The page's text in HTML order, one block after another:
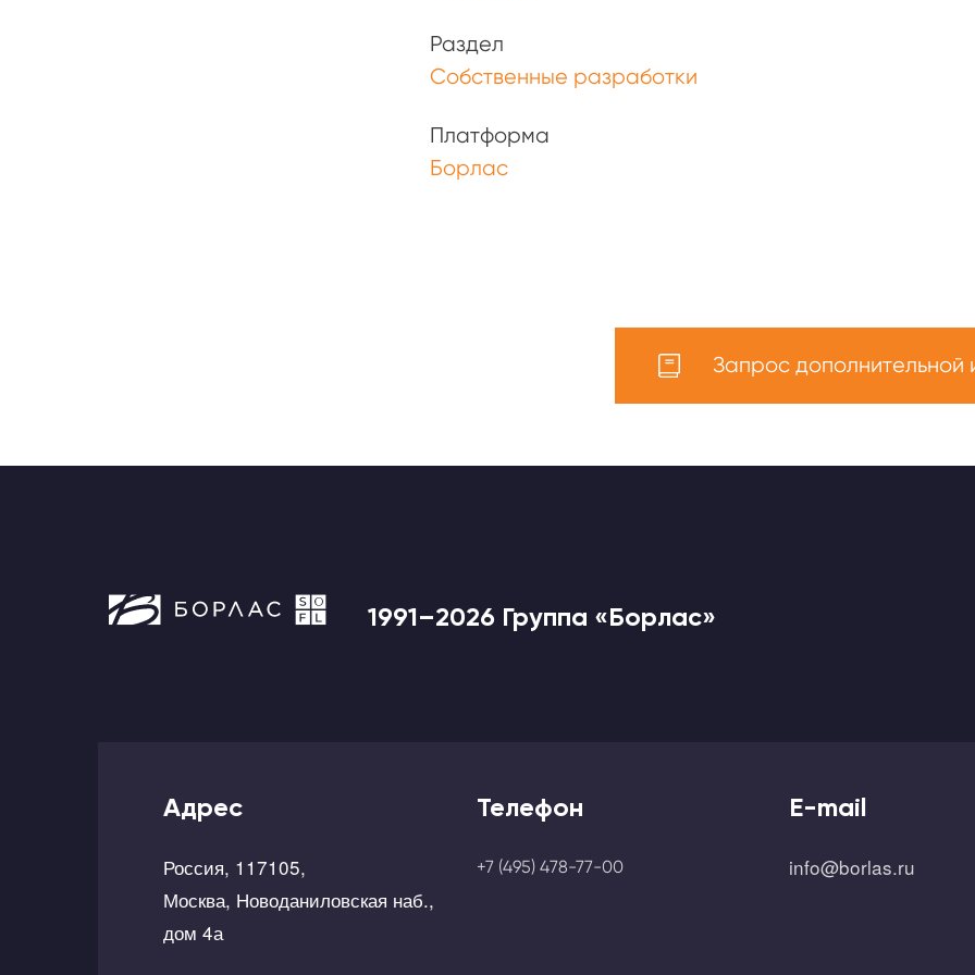
Раздел
Собственные разработки
Платформа
Борлас
Запрос
1991–2026 Группа «Борлас»
Адрес
Россия, 117105,
Москва, Новоданиловская наб.,
дом 4а
Телефон
+7 (495) 478-77-00
E-mail
info@borlas.ru